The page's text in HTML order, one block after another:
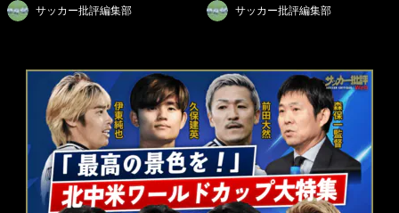
サッカー批評編集部 サッカー批評編集部